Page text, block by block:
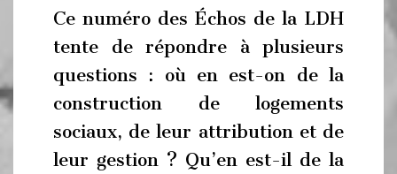
Ce numéro des Échos de la LDH
tente de répondre à plusieurs
questions : où en est-on de la
construction de logements
sociaux, de leur attribution et de
leur gestion ? Qu’en est-il de la